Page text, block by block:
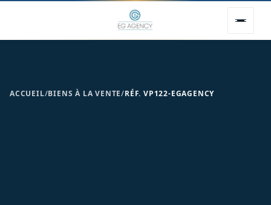
ACCUEIL/BIENS À LA VENTE/RÉF. VP122-EGAGENCY